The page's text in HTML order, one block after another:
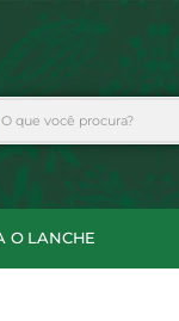
O LANCHE